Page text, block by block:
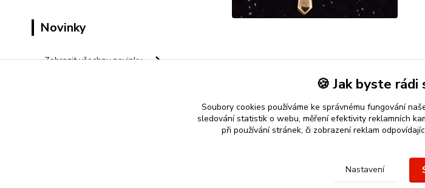
Novinky
Zobrazit všechny novinky
nebo řetízek spolehlivý
🍪 Jak byste rádi
Soubory cookies používáme ke správnému fungování
sledování statistik o webu, měření efektivity reklamních
při používání stránek, či zobrazení reklam
Nastavení